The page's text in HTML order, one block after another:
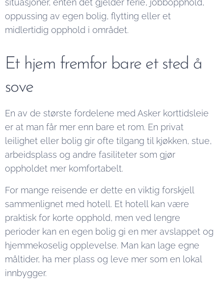
situasjoner, enten det gjelder ferie, jobbopphold,
oppussing av egen bolig, flytting eller et
midlertidig opphold i området.
Et hjem fremfor bare et sted å
sove
En av de største fordelene med Asker korttidsleie
er at man får mer enn bare et rom. En privat
leilighet eller bolig gir ofte tilgang til kjøkken, stue,
arbeidsplass og andre fasiliteter som gjør
oppholdet mer komfortabelt.
For mange reisende er dette en viktig forskjell
sammenlignet med hotell. Et hotell kan være
praktisk for korte opphold, men ved lengre
perioder kan en egen bolig gi en mer avslappet og
hjemmekoselig opplevelse. Man kan lage egne
måltider, ha mer plass og leve mer som en lokal
innbygger.